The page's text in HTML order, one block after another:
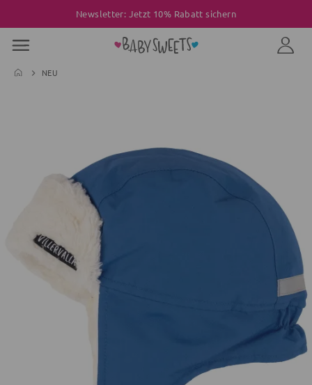
Newsletter: Jetzt 10% Rabatt sichern
NEU